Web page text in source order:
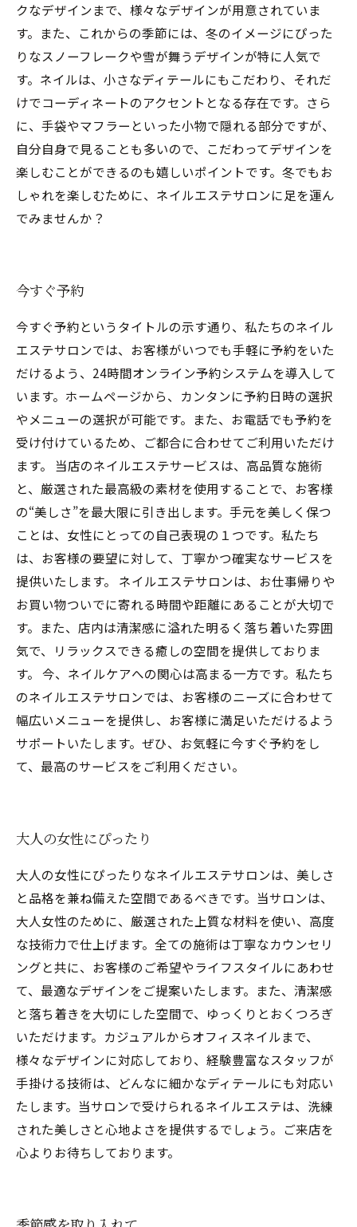
クなデザインまで、様々なデザインが用意されていま
す。また、これからの季節には、冬のイメージにぴった
りなスノーフレークや雪が舞うデザインが特に人気で
す。ネイルは、小さなディテールにもこだわり、それだ
けでコーディネートのアクセントとなる存在です。さら
に、手袋やマフラーといった小物で隠れる部分ですが、
自分自身で見ることも多いので、こだわってデザインを
楽しむことができるのも嬉しいポイントです。冬でもお
しゃれを楽しむために、ネイルエステサロンに足を運ん
でみませんか？
今すぐ予約
今すぐ予約というタイトルの示す通り、私たちのネイル
エステサロンでは、お客様がいつでも手軽に予約をいた
だけるよう、24時間オンライン予約システムを導入して
います。ホームページから、カンタンに予約日時の選択
やメニューの選択が可能です。また、お電話でも予約を
受け付けているため、ご都合に合わせてご利用いただけ
ます。 当店のネイルエステサービスは、高品質な施術
と、厳選された最高級の素材を使用することで、お客様
の“美しさ”を最大限に引き出します。手元を美しく保つ
ことは、女性にとっての自己表現の１つです。私たち
は、お客様の要望に対して、丁寧かつ確実なサービスを
提供いたします。 ネイルエステサロンは、お仕事帰りや
お買い物ついでに寄れる時間や距離にあることが大切で
す。また、店内は清潔感に溢れた明るく落ち着いた雰囲
気で、リラックスできる癒しの空間を提供しておりま
す。 今、ネイルケアへの関心は高まる一方です。私たち
のネイルエステサロンでは、お客様のニーズに合わせて
幅広いメニューを提供し、お客様に満足いただけるよう
サポートいたします。ぜひ、お気軽に今すぐ予約をし
て、最高のサービスをご利用ください。
大人の女性にぴったり
大人の女性にぴったりなネイルエステサロンは、美しさ
と品格を兼ね備えた空間であるべきです。当サロンは、
大人女性のために、厳選された上質な材料を使い、高度
な技術力で仕上げます。全ての施術は丁寧なカウンセリ
ングと共に、お客様のご希望やライフスタイルにあわせ
て、最適なデザインをご提案いたします。また、清潔感
と落ち着きを大切にした空間で、ゆっくりとおくつろぎ
いただけます。カジュアルからオフィスネイルまで、
様々なデザインに対応しており、経験豊富なスタッフが
手掛ける技術は、どんなに細かなディテールにも対応い
たします。当サロンで受けられるネイルエステは、洗練
された美しさと心地よさを提供するでしょう。ご来店を
心よりお待ちしております。